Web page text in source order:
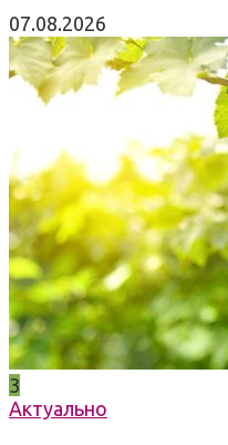
07.08.2026
3
Актуально